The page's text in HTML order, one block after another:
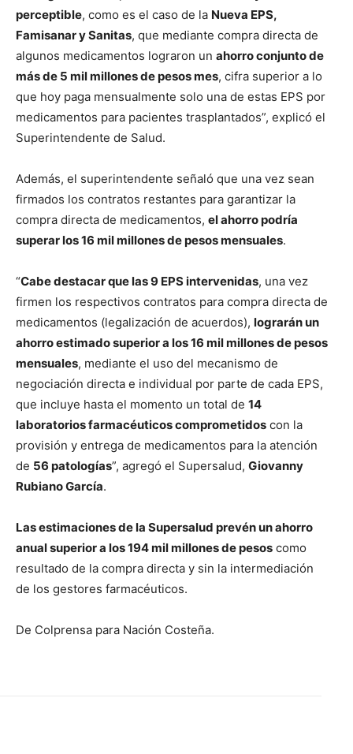
perceptible, como es el caso de la Nueva EPS,
Famisanar y Sanitas, que mediante compra directa de
algunos medicamentos lograron un ahorro conjunto de
más de 5 mil millones de pesos mes, cifra superior a lo
que hoy paga mensualmente solo una de estas EPS por
medicamentos para pacientes trasplantados”, explicó el
Superintendente de Salud.
Además, el superintendente señaló que una vez sean
firmados los contratos restantes para garantizar la
compra directa de medicamentos, el ahorro podría
superar los 16 mil millones de pesos mensuales.
“Cabe destacar que las 9 EPS intervenidas, una vez
firmen los respectivos contratos para compra directa de
medicamentos (legalización de acuerdos), lograrán un
ahorro estimado superior a los 16 mil millones de pesos
mensuales, mediante el uso del mecanismo de
negociación directa e individual por parte de cada EPS,
que incluye hasta el momento un total de 14
laboratorios farmacéuticos comprometidos con la
provisión y entrega de medicamentos para la atención
de 56 patologías”, agregó el Supersalud, Giovanny
Rubiano García.
Las estimaciones de la Supersalud prevén un ahorro
anual superior a los 194 mil millones de pesos como
resultado de la compra directa y sin la intermediación
de los gestores farmacéuticos.
De Colprensa para Nación Costeña.